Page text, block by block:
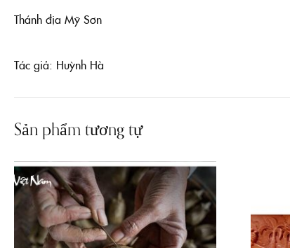
Thánh địa Mỹ Sơn
Tác giả: Huỳnh Hà
Sản phẩm tương tự